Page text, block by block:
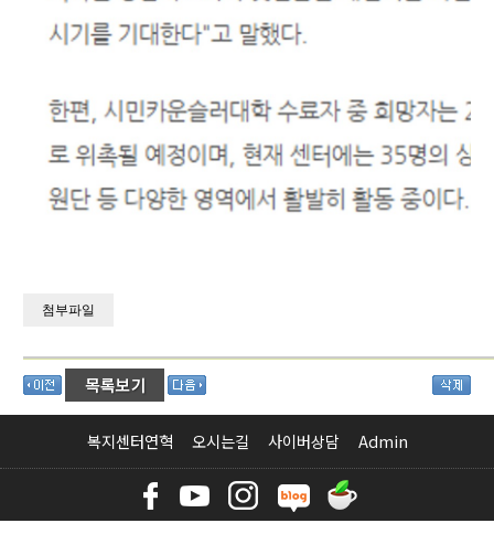
첨부파일
복지센터연혁 오시는길 사이버상담 Admin